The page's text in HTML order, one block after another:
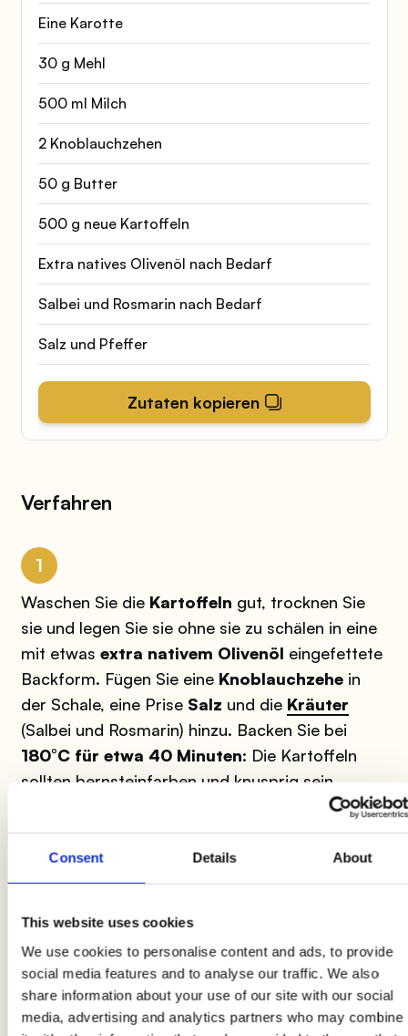
Consent Details About
This website uses cookies
We use cookies to personalise content and ads, to provide
social media features and to analyse our traffic. We also
share information about your use of our site with our social
media, advertising and analytics partners who may combine
Eine Karotte
30 g Mehl
500 ml Milch
2 Knoblauchzehen
50 g Butter
500 g neue Kartoffeln
Extra natives Olivenöl nach Bedarf
Salbei und Rosmarin nach Bedarf
Salz und Pfeffer
Zutaten kopieren
Verfahren
1
Waschen Sie die Kartoffeln gut, trocknen Sie
sie und legen Sie sie ohne sie zu schälen in eine
mit etwas extra nativem Olivenöl eingefettete
Backform. Fügen Sie eine Knoblauchzehein
der Schale, eine Prise Salz und die Kräuter
(Salbei und Rosmarin) hinzu. Backen Sie bei
180°C für etwa 40 Minuten: Die Kartoffeln
sollten bernsteinfarben und knusprig sein.
In der Zwischenzeit,schneiden Sie die Zwiebel,
halbe Zwiebelin Scheiben und braten Sie diese
Mischung in einer Pfanne mit derButter an.
Wenn die Zwiebel durchsichtig ist, gießen Sie die
warme
Milchund das gesiebte Mehldirekt in